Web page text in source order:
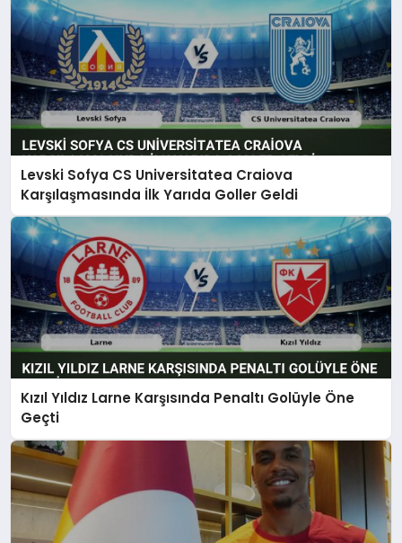
Levski Sofya CS Universitatea Craiova
Karşılaşmasında İlk Yarıda Goller Geldi
Kızıl Yıldız Larne Karşısında Penaltı Golüyle Öne
Geçti